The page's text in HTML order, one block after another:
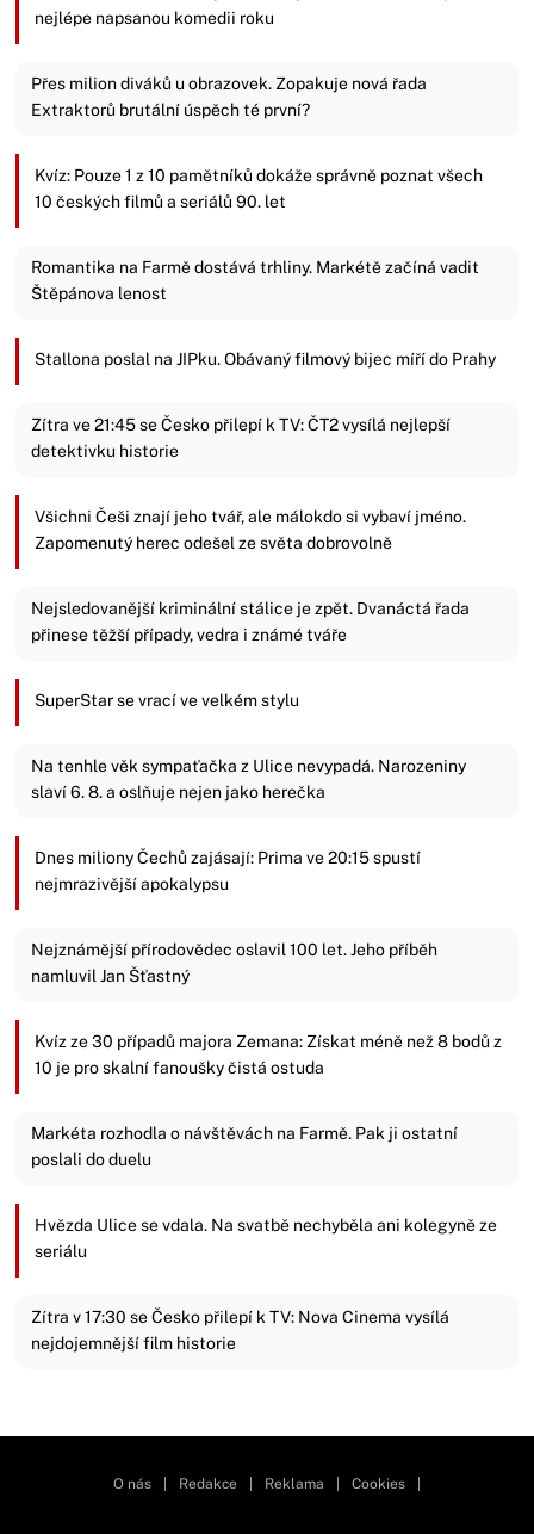
nejlépe napsanou komedii roku
Přes milion diváků u obrazovek. Zopakuje nová řada
Extraktorů brutální úspěch té první?
Kvíz: Pouze 1 z 10 pamětníků dokáže správně poznat všech
10 českých filmů a seriálů 90. let
Romantika na Farmě dostává trhliny. Markétě začíná vadit
Štěpánova lenost
Stallona poslal na JIPku. Obávaný filmový bijec míří do Prahy
Zítra ve 21:45 se Česko přilepí k TV: ČT2 vysílá nejlepší
detektivku historie
Všichni Češi znají jeho tvář, ale málokdo si vybaví jméno.
Zapomenutý herec odešel ze světa dobrovolně
Nejsledovanější kriminální stálice je zpět. Dvanáctá řada
přinese těžší případy, vedra i známé tváře
SuperStar se vrací ve velkém stylu
Na tenhle věk sympaťačka z Ulice nevypadá. Narozeniny
slaví 6. 8. a oslňuje nejen jako herečka
Dnes miliony Čechů zajásají: Prima ve 20:15 spustí
nejmrazivější apokalypsu
Nejznámější přírodovědec oslavil 100 let. Jeho příběh
namluvil Jan Šťastný
Kvíz ze 30 případů majora Zemana: Získat méně než 8 bodů z
10 je pro skalní fanoušky čistá ostuda
Markéta rozhodla o návštěvách na Farmě. Pak ji ostatní
poslali do duelu
Hvězda Ulice se vdala. Na svatbě nechyběla ani kolegyně ze
seriálu
Zítra v 17:30 se Česko přilepí k TV: Nova Cinema vysílá
nejdojemnější film historie
O nás Redakce Reklama Cookies